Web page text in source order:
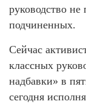
руководство
подчиненных.
Сейчас
классных
надбавки» в
сегодня